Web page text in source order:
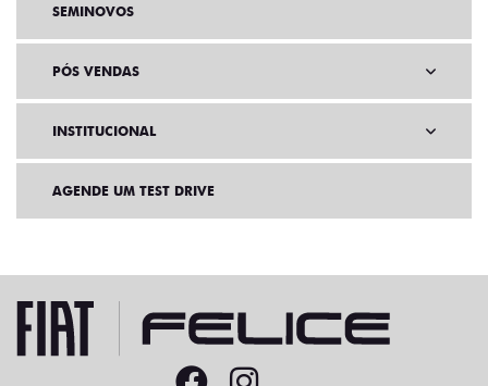
SEMINOVOS
PÓS VENDAS
INSTITUCIONAL
AGENDE UM TEST DRIVE